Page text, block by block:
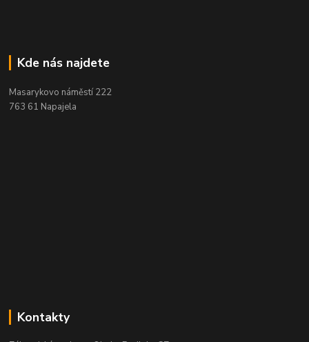
Kde nás najdete
Masarykovo náměstí 222
763 61 Napajela
Kontakty